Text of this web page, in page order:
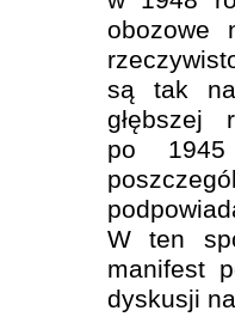
obozowe
są tak
po
W ten
manifest
dyskusji